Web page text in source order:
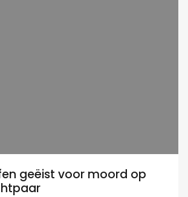
geëist voor moord op